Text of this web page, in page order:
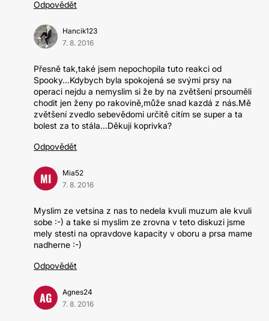
Odpovědět
Hancik123
7. 8. 2016
Přesně tak,také jsem nepochopila tuto reakci od
Spooky...Kdybych byla spokojená se svými prsy na
operaci nejdu a nemyslim si že by na zvětšení prsouměli
chodit jen ženy po rakovině,může snad kazdá z nás.Mě
zvětšení zvedlo sebevědomi určitě citím se super a ta
bolest za to stála...Děkuji koprivka?
Odpovědět
MI
Mia52
7. 8. 2016
Myslim ze vetsina z nas to nedela kvuli muzum ale kvuli
sobe :-) a take si myslim ze zrovna v teto diskuzi jsme
mely stesti na opravdove kapacity v oboru a prsa mame
nadherne :-)
Odpovědět
AG
Agnes24
7. 8. 2016